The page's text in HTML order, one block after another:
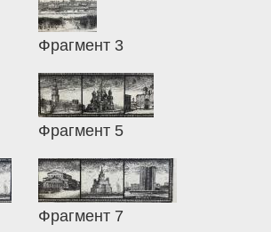
Фрагмент 3
Фрагмент 5
Фрагмент 7